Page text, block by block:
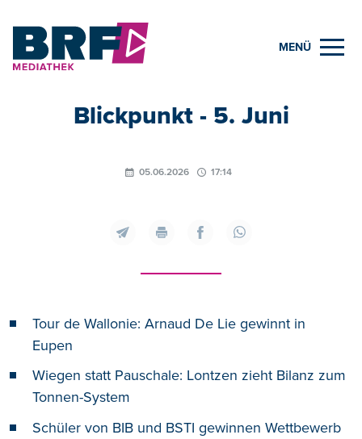
MENÜ
Blickpunkt - 5. Juni
05.06.2026 17:14
Tour de Wallonie: Arnaud De Lie gewinnt in
Eupen
Wiegen statt Pauschale: Lontzen zieht Bilanz zum
Tonnen-System
Schüler von BIB und BSTI gewinnen Wettbewerb